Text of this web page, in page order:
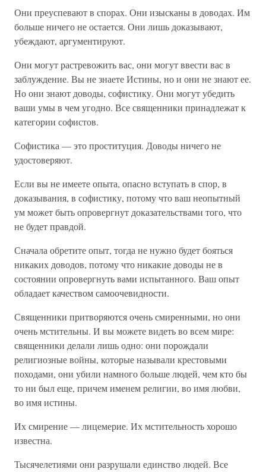
Они преуспевают в спорах. Они изысканы в доводах. Им
больше ничего не остается. Они лишь доказывают,
убеждают, аргументируют.
Они могут растревожить вас, они могут ввести вас в
заблуждение. Вы не знаете Истины, но и они не знают ее.
Но они знают доводы, софистику. Они могут убедить
ваши умы в чем угодно. Все священники принадлежат к
категории софистов.
Софистика — это проституция. Доводы ничего не
удостоверяют.
Если вы не имеете опыта, опасно вступать в спор, в
доказывания, в софистику, потому что ваш неопытный
ум может быть опровергнут доказательствами того, что
не будет правдой.
Сначала обретите опыт, тогда не нужно будет бояться
никаких доводов, потому что никакие доводы не в
состоянии опровергнуть вами испытанного. Ваш опыт
обладает качеством самоочевидности.
Священники притворяются очень смиренными, но они
очень мстительны. И вы можете видеть во всем мире:
священники делали лишь одно: они порождали
религиозные войны, которые называли крестовыми
походами, они убили намного больше людей, чем кто бы
то ни был еще, причем именем религии, во имя любви,
во имя истины.
Их смирение — лицемерие. Их мстительность хорошо
известна.
Тысячелетиями они разрушали единство людей. Все